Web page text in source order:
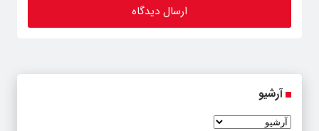
آرشیو